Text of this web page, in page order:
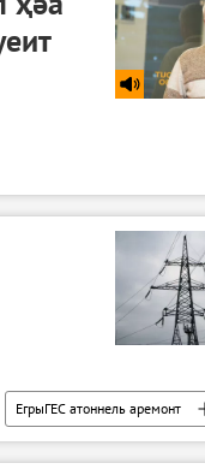
ЕгрыГЕС атоннель аремонт